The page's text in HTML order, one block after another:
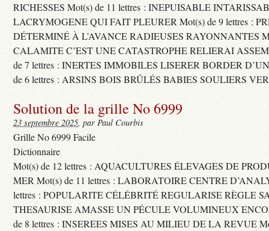
RICHESSES Mot(s) de 11 lettres : INEPUISABLE
LACRYMOGENE QUI FAIT PLEURER Mot(s) de 9 lettres :
DÉTERMINÉ À L’AVANCE RADIEUSES RAYONNANTES
CALAMITE C’EST UNE CATASTROPHE RELIERAI
de 7 lettres : INERTES IMMOBILES LISERER BORDER
de 6 lettres : ARSINS BOIS BRÛLÉS BABIES SOULIERS
Solution de la grille No 6999
23 septembre 2025, par Paul Courbis
Grille No 6999 Facile
Dictionnaire
Mot(s) de 12 lettres : AQUACULTURES ÉLEVAGES DE
MER Mot(s) de 11 lettres : LABORATOIRE CENTRE
lettres : POPULARITE CÉLÉBRITÉ REGULARISE RÈGLE
THESAURISE AMASSE UN PÉCULE VOLUMINEUX
de 8 lettres : INSEREES MISES AU MILIEU DE LA REVUE